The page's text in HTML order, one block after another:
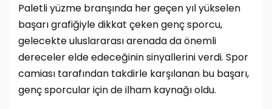
Paletli yüzme branşında her geçen yıl yükselen
başarı grafiğiyle dikkat çeken genç sporcu,
gelecekte uluslararası arenada da önemli
dereceler elde edeceğinin sinyallerini verdi. Spor
camiası tarafından takdirle karşılanan bu başarı,
genç sporcular için de ilham kaynağı oldu.